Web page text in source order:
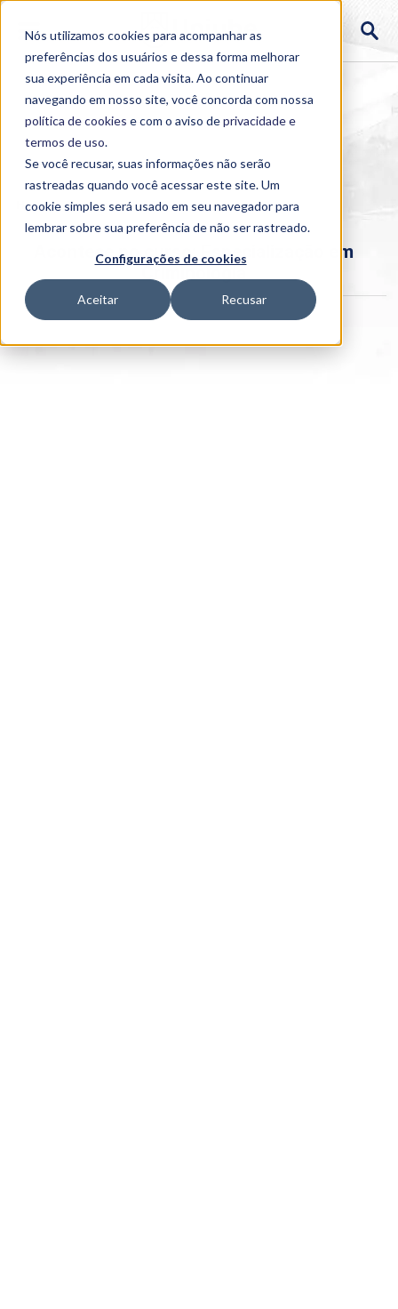
Nós utilizamos cookies para acompanhar as
preferências dos usuários e dessa forma melhorar
sua experiência em cada visita. Ao continuar
navegando em nosso site, você concorda com nossa
política de cookies e com o aviso deprivacidade e
termos de uso.
Se você recusar, suas informações não serão
rastreadas quando você acessar este site. Um
cookie simples será usado em seu navegador para
lembrar sobre sua preferência de não ser rastreado.
Configurações de cookies
Aceitar Recusar
Home > Institucional >Acontece
Acontece no curso: Especialização em